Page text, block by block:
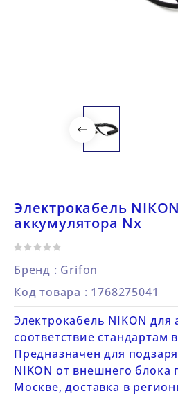
Электрокабель
аккумулятора Nx
Бренд : Grifon
Код товара : 1768275041
Электрокабель NIKON для
соответствие стандартам
Предназначен для
NIKON от внешнего блока
Москве, доставка в